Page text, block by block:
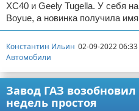
XC40 и Geely Tugella. У себя
Boyue, а новинка получила
Константин Ильин 02-09-2022 06:33
Автомобили
Завод ГАЗ возобновил
недель простоя